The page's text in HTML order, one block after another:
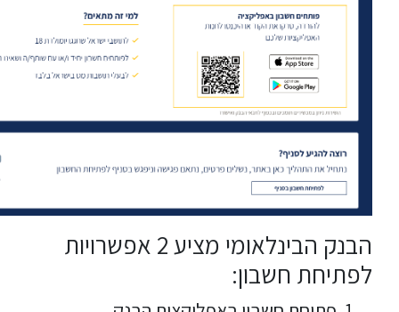
הבנק הבינלאומי מציע 2 אפשרויות
לפתיחת חשבון: